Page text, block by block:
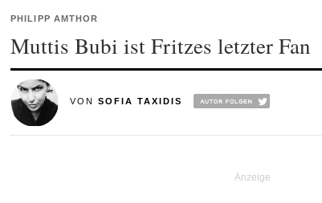
PHILIPP AMTHOR
Muttis Bubi ist Fritzes letzter Fan
VON SOFIA TAXIDIS